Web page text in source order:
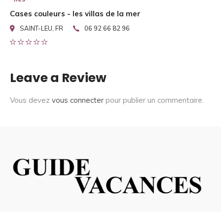
Cases couleurs - les villas de la mer
SAINT-LEU, FR 06 92 66 82 96
Leave a Review
Vous devez vous connecter pour publier un commentaire.